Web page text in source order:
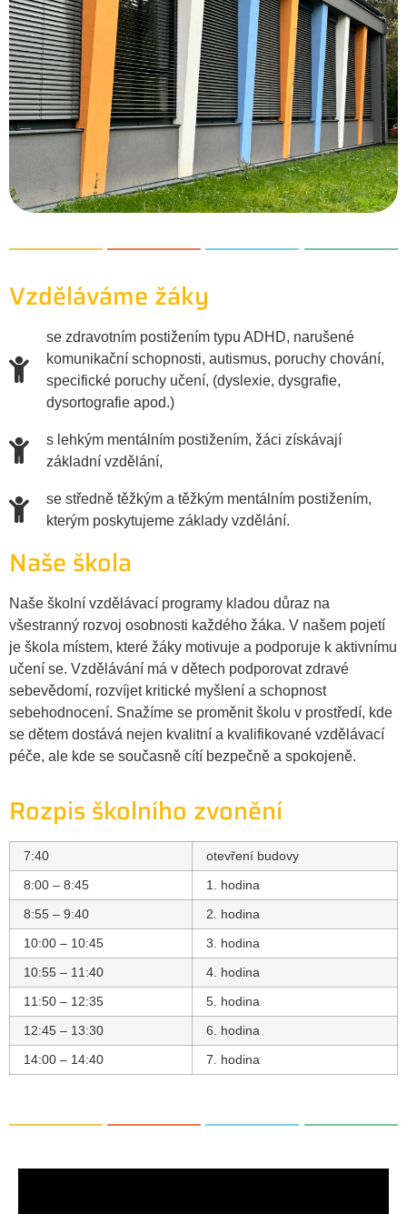
Vzděláváme žáky
se zdravotním postižením typu ADHD, narušené
komunikační schopnosti, autismus, poruchy chování,
specifické poruchy učení, (dyslexie, dysgrafie,
dysortografie apod.)
s lehkým mentálním postižením, žáci získávají
základní vzdělání,
se středně těžkým a těžkým mentálním postižením,
kterým poskytujeme základy vzdělání.
Naše škola
Naše školní vzdělávací programy kladou důraz na
všestranný rozvoj osobnosti každého žáka. V našem pojetí
je škola místem, které žáky motivuje a podporuje k aktivnímu
učení se. Vzdělávání má v dětech podporovat zdravé
sebevědomí, rozvíjet kritické myšlení a schopnost
sebehodnocení. Snažíme se proměnit školu v prostředí, kde
se dětem dostává nejen kvalitní a kvalifikované vzdělávací
péče, ale kde se současně cítí bezpečně a spokojeně.
Rozpis školního zvonění
7:40
otevření budovy
8:00 – 8:45
1. hodina
8:55 – 9:40
2. hodina
10:00 – 10:45
3. hodina
10:55 – 11:40
4. hodina
11:50 – 12:35
5. hodina
12:45 – 13:30
6. hodina
14:00 – 14:40
7. hodina